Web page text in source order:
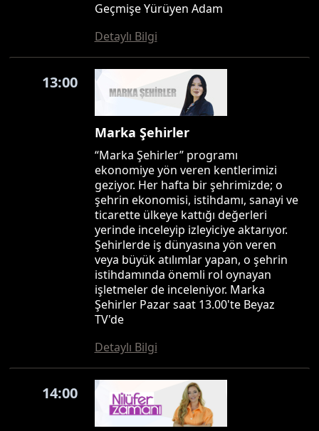
Geçmişe Yürüyen Adam
Detaylı Bilgi
13:00
Marka Şehirler
“Marka Şehirler” programı
ekonomiye yön veren kentlerimizi
geziyor. Her hafta bir şehrimizde; o
şehrin ekonomisi, istihdamı, sanayi ve
ticarette ülkeye kattığı değerleri
yerinde inceleyip izleyiciye aktarıyor.
Şehirlerde iş dünyasına yön veren
veya büyük atılımlar yapan, o şehrin
istihdamında önemli rol oynayan
işletmeler de inceleniyor. Marka
Şehirler Pazar saat 13.00'te Beyaz
TV'de
Detaylı Bilgi
14:00